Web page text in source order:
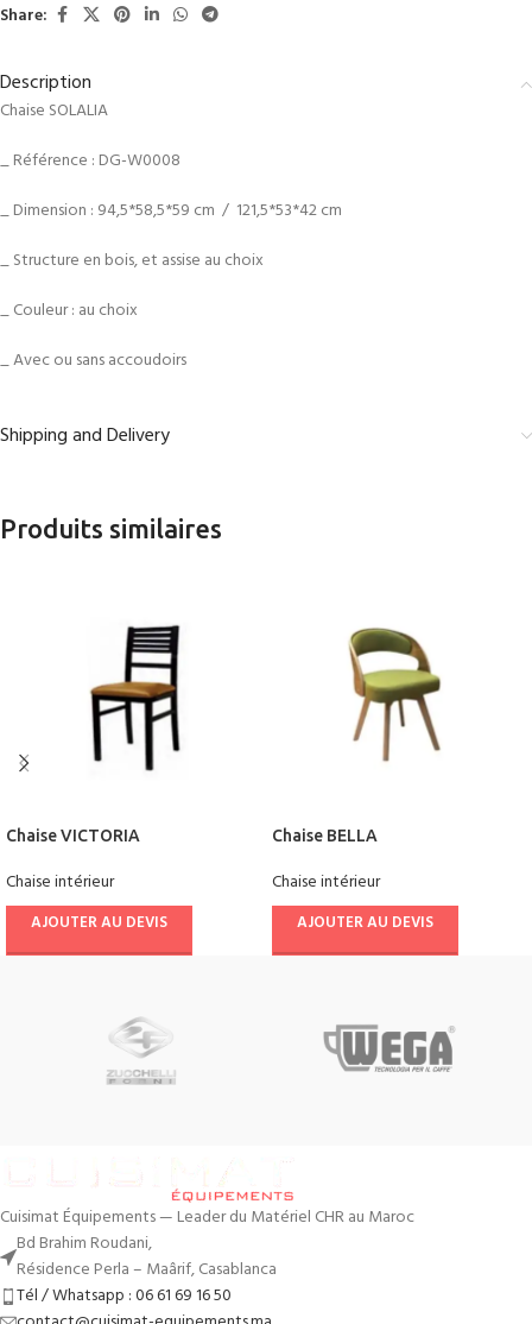
Share:
Description
Chaise SOLALIA
_ Référence : DG-W0008
_ Dimension : 94,5*58,5*59 cm / 121,5*53*42 cm
_ Structure en bois, et assise au choix
_ Couleur : au choix
_ Avec ou sans accoudoirs
Shipping and Delivery
Produits similaires
Chaise VICTORIA
Chaise intérieur
AJOUTER AU DEVIS
Chaise BELLA
Chaise intérieur
AJOUTER AU DEVIS
Cuisimat Équipements — Leader du Matériel CHR au Maroc
Bd Brahim Roudani,
Résidence Perla – Maârif, Casablanca
Tél / Whatsapp : 06 61 69 16 50